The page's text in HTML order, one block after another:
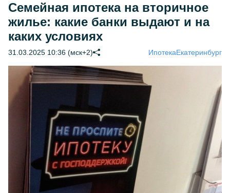
Семейная ипотека на вторичное
жилье: какие банки выдают и на
каких условиях
31.03.2025 10:36 (мск+2) ИпотекаЕкатеринбург